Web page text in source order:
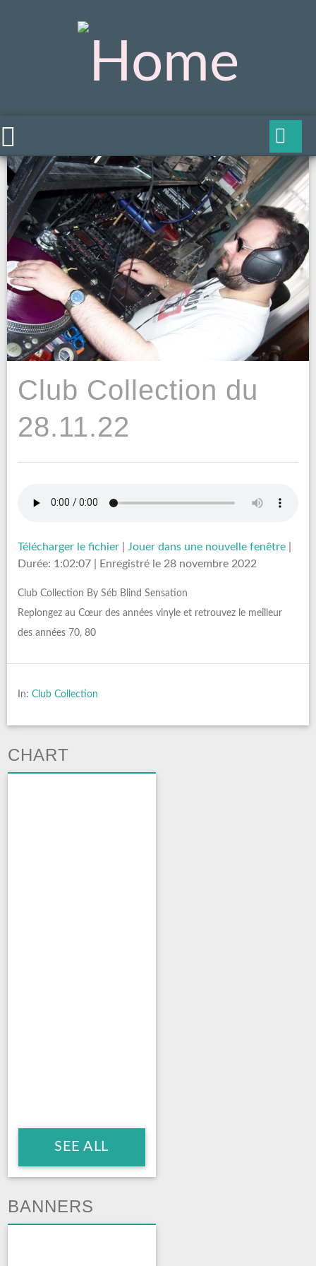
Club Collection du
28.11.22
Télécharger le fichier Jouer dans une nouvelle fenêtre
Durée: 1:02:07
Enregistré le 28 novembre 2022
Club Collection By Séb Blind Sensation
Replongez au Cœur des années vinyle et retrouvez le meilleur
des années 70, 80
In: Club Collection
CHART
SEE ALL
BANNERS